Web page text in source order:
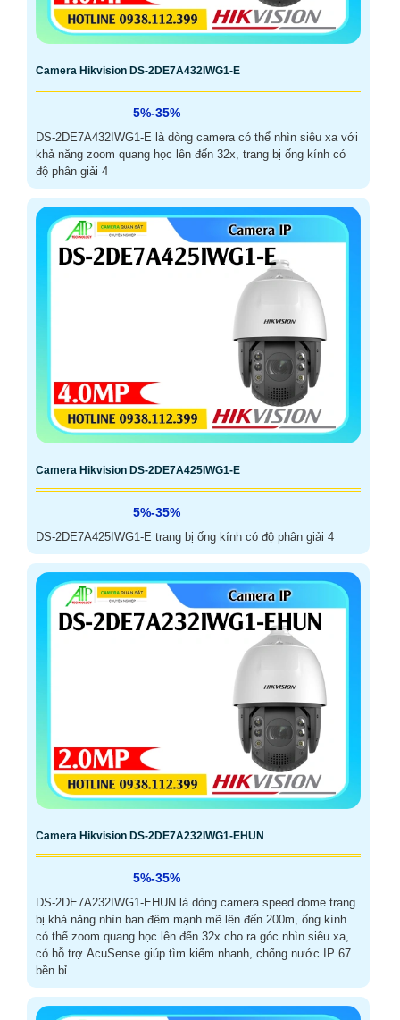
Camera Hikvision DS-2DE7A432IWG1-E
5%-35%
DS-2DE7A432IWG1-E là dòng camera có thể nhìn siêu xa với
khả năng zoom quang học lên đến 32x, trang bị ống kính có
độ phân giải 4
Camera Hikvision DS-2DE7A425IWG1-E
5%-35%
DS-2DE7A425IWG1-E trang bị ống kính có độ phân giải 4
Camera Hikvision DS-2DE7A232IWG1-EHUN
5%-35%
DS-2DE7A232IWG1-EHUN là dòng camera speed dome trang
bị khả năng nhìn ban đêm mạnh mẽ lên đến 200m, ống kính
có thể zoom quang học lên đến 32x cho ra góc nhìn siêu xa,
có hỗ trợ AcuSense giúp tìm kiếm nhanh, chống nước IP 67
bền bỉ